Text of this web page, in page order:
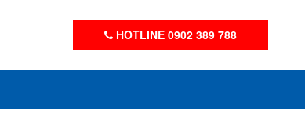
HOTLINE 0902 389 788